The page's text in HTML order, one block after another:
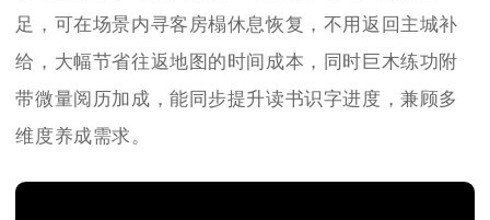
足，可在场景内寻客房榻休息恢复，不用返回主城补
给，大幅节省往返地图的时间成本，同时巨木练功附
带微量阅历加成，能同步提升读书识字进度，兼顾多
维度养成需求。